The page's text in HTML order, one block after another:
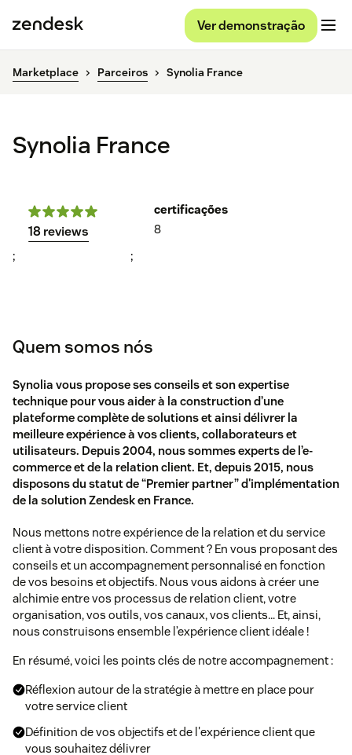
Ver demonstração
Marketplace Parceiros Synolia France
Synolia France
18 reviews
certificações
8
; ;
Quem somos nós
Synolia vous propose ses conseils et son expertise
technique pour vous aider à la construction d’une
plateforme complète de solutions et ainsi délivrer la
meilleure expérience à vos clients, collaborateurs et
utilisateurs. Depuis 2004, nous sommes experts de l’e-
commerce et de la relation client. Et, depuis 2015, nous
disposons du statut de “Premier partner” d'implémentation
de la solution Zendesk en France.
Nous mettons notre expérience de la relation et du service
client à votre disposition. Comment ? En vous proposant des
conseils et un accompagnement personnalisé en fonction
de vos besoins et objectifs. Nous vous aidons à créer une
alchimie entre vos processus de relation client, votre
organisation, vos outils, vos canaux, vos clients… Et, ainsi,
nous construisons ensemble l’expérience client idéale !
En résumé, voici les points clés de notre accompagnement :
Réflexion autour de la stratégie à mettre en place pour
votre service client
Définition de vos objectifs et de l'expérience client que
vous souhaitez délivrer